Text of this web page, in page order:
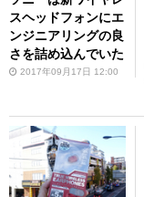
スヘッドフォンにエ
ンジニアリングの良
さを詰め込んでいた
2017年09月17日 12:00